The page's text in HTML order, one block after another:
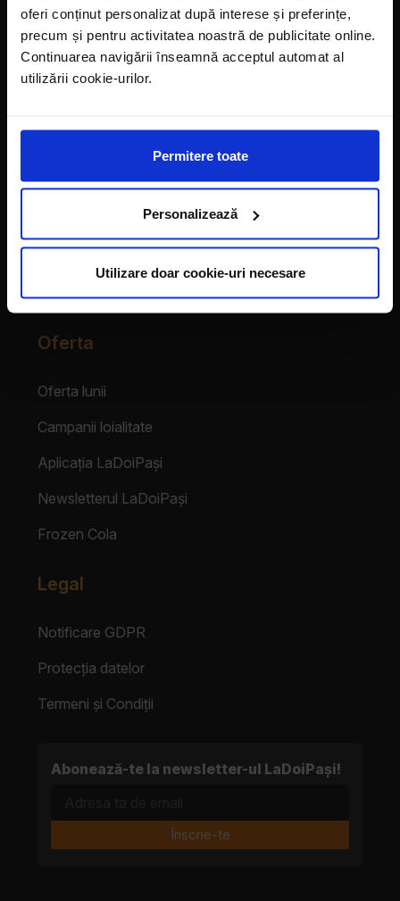
oferi conținut personalizat după interese și preferințe,
precum și pentru activitatea noastră de publicitate online.
Continuarea navigării înseamnă acceptul automat al
utilizării cookie-urilor.
Permitere toate
Personalizează
Utilizare doar cookie-uri necesare
LaDoiPași Extra
Hora reciclării
Contact
Franciza LaDoiPași
Login Partener
Oferta
Oferta lunii
Campanii loialitate
Aplicația LaDoiPași
Newsletterul LaDoiPași
Frozen Cola
Legal
Notificare GDPR
Protecția datelor
Termeni și Condiții
Abonează-te la newsletter-ul LaDoiPași!
Înscrie-te